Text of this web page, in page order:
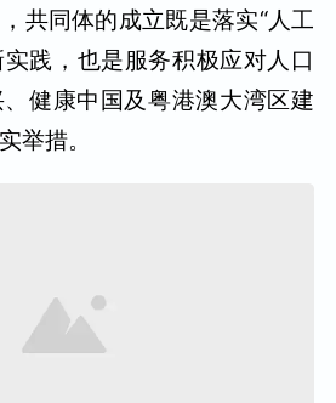
共同体的成立既是落实“人工
践，也是服务积极应对人口
健康中国及粤港澳大湾区建
举措。